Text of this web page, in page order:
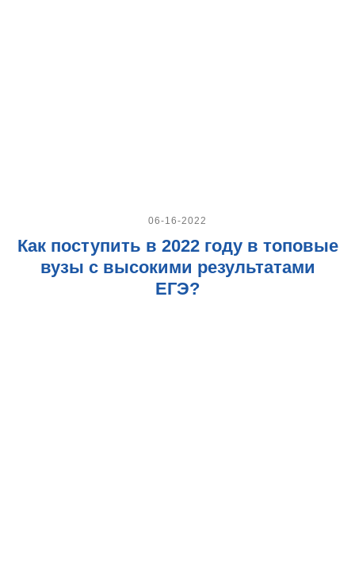
06-16-2022
Как поступить в 2022 году в топовые
вузы с высокими результатами
ЕГЭ?